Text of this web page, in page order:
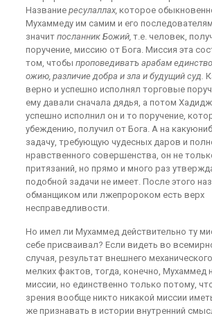
Название ресулаллах, которое
Мухаммеду им самим и его
значит посланник Божий, т.е. человек,
поручение, миссию от Бога. Миссия эта
том, чтобы проповедиватъ арабам
ожию, различие добра и зла и будущий суд.
верно и успешно исполнял торговые
ему давали сначала дядья, а потом
успешно исполнил он и то поручение,
убеждению, получил от Бога. А на
задачу, требующую чудесных даров и
нравственного совершенства, он не
притязаний, но прямо и много раз
подобной задачи не имеет. После этого
обманщиком или лжепророком есть верх
несправедливости.
Но имел ли Мухаммед действительно ту
себе присваивал? Если видеть во
случая, результат внешнего
мелких фактов, тогда, конечно, Мухаммед
миссии, но единственно только потому,
зрения вообще никто никакой миссии
же признавать в истории внутренний